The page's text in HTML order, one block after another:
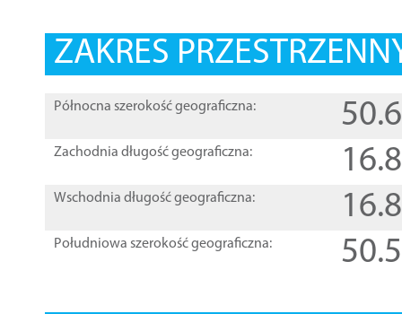
ZAKRES
Północna szerokość geograficzna:
Zachodnia długość geograficzna:
Wschodnia długość geograficzna:
Południowa szerokość geograficzna: